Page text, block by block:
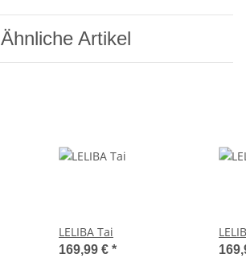
Ähnliche Artikel
LELIBA Tai
169,99 € *